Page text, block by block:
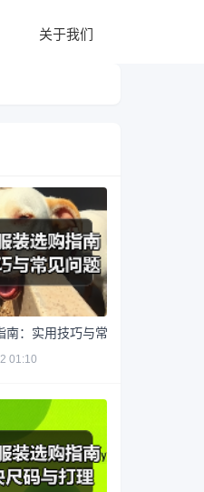
关于我们
：实用技巧与常见问题解析
01:10